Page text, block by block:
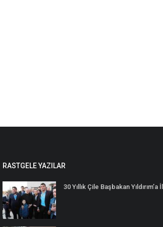
RASTGELE YAZILAR
30 Yıllık Çile Başbakan Yıldırım’a